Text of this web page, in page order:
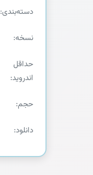
دسته‌بندی:
نسخه:
حداقل
اندروید:
حجم:
دانلود: